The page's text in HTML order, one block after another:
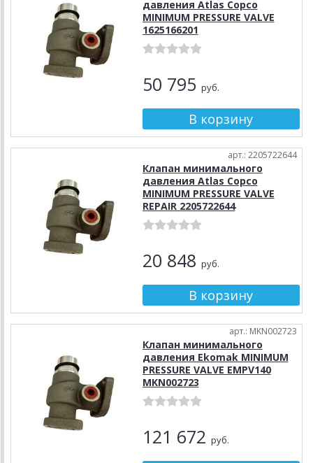
давления Atlas Copco
MINIMUM PRESSURE VALVE
1625166201
50 795 руб.
арт.: 2205722644
Клапан минимального
давления Atlas Copco
MINIMUM PRESSURE VALVE
REPAIR 2205722644
20 848 руб.
арт.: MKN002723
Клапан минимального
давления Ekomak MINIMUM
PRESSURE VALVE EMPV140
MKN002723
121 672 руб.